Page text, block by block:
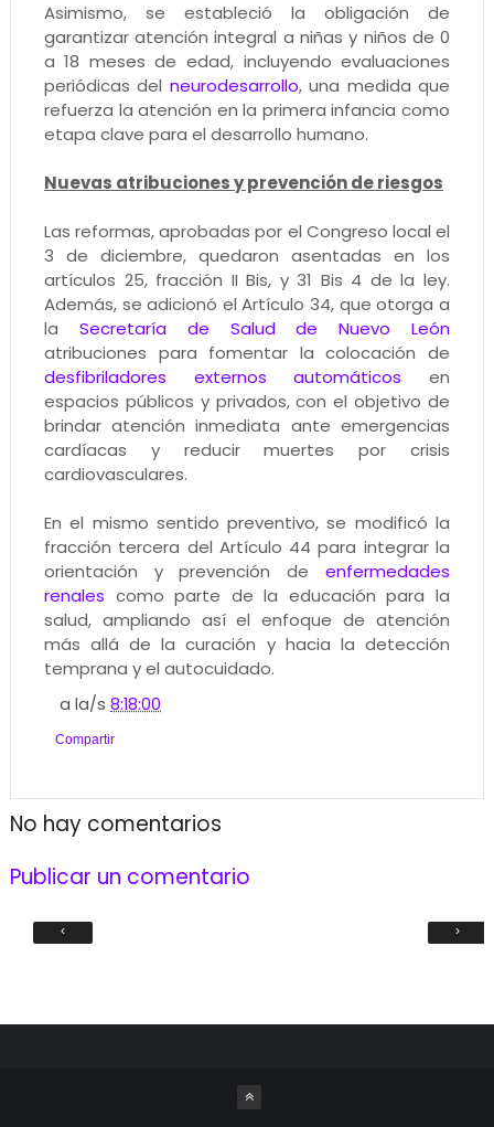
Asimismo, se estableció la obligación de
garantizar atención integral a niñas y niños de 0
a 18 meses de edad, incluyendo evaluaciones
periódicas del neurodesarrollo, una medida que
refuerza la atención en la primera infancia como
etapa clave para el desarrollo humano.
Nuevas atribuciones y prevención de riesgos
Las reformas, aprobadas por el Congreso local el
3 de diciembre, quedaron asentadas en los
artículos 25, fracción II Bis, y 31 Bis 4 de la ley.
Además, se adicionó el Artículo 34, que otorga a
la Secretaría de Salud de Nuevo León
atribuciones para fomentar la colocación de
desfibriladores externos automáticos en
espacios públicos y privados, con el objetivo de
brindar atención inmediata ante emergencias
cardíacas y reducir muertes por crisis
cardiovasculares.
En el mismo sentido preventivo, se modificó la
fracción tercera del Artículo 44 para integrar la
orientación y prevención deenfermedades
renales como parte de la educación para la
salud, ampliando así el enfoque de atención
más allá de la curación y hacia la detección
temprana y el autocuidado.
a la/s8:18:00
Compartir
No hay comentarios
Publicar un comentario
‹ ›